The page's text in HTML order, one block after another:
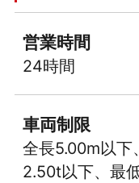
営業時間
24時間
車両制限
全長5.00m以下
2.50t以下、最